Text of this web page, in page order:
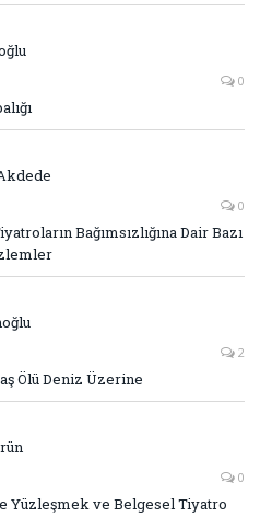
0
0
Bağımsızlığına Dair Bazı
2
Ölü Deniz Üzerine
0
Yüzleşmek ve Belgesel Tiyatro